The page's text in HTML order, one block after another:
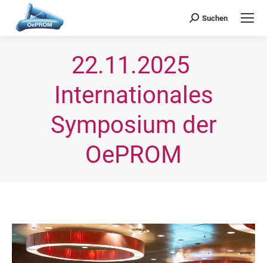
Search:
Suchen
OePROM
Österreichische Gesellschaft für Probiotische Medizin
22.11.2025 
Internationales
Symposium der
OePROM